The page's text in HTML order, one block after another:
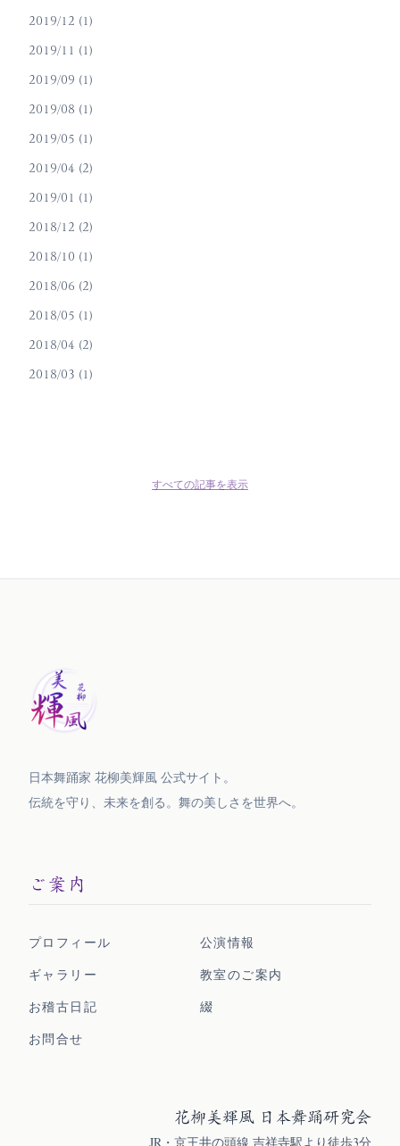
2019/12 (1)
2019/11 (1)
2019/09 (1)
2019/08 (1)
2019/05 (1)
2019/04 (2)
2019/01 (1)
2018/12 (2)
2018/10 (1)
2018/06 (2)
2018/05 (1)
2018/04 (2)
2018/03 (1)
すべての記事を表示
日本舞踊家 花柳美輝風 公式サイト。
伝統を守り、未来を創る。舞の美しさを世界へ。
ご案内
プロフィール
公演情報
ギャラリー
教室のご案内
お稽古日記
綴
お問合せ
花柳美輝風 日本舞踊研究会
JR・京王井の頭線 吉祥寺駅より徒歩3分